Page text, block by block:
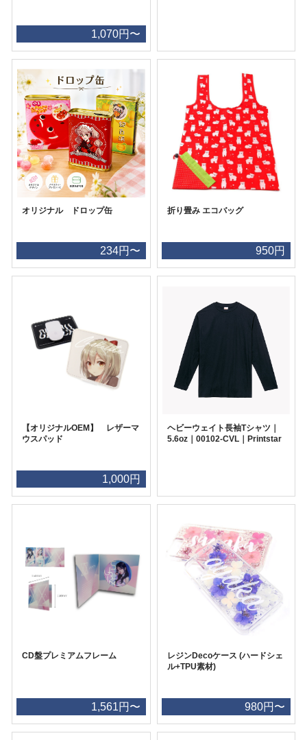
1,070円〜
オリジナル ドロップ缶
234円〜
折り畳み エコバッグ
950円
【オリジナルOEM】 レザーマ
ウスパッド
1,000円
ヘビーウェイト長袖Tシャツ｜
5.6oz｜00102-CVL｜Printstar
CD盤プレミアムフレーム
1,561円〜
レジンDecoケース (ハードシェ
ル+TPU素材)
980円〜